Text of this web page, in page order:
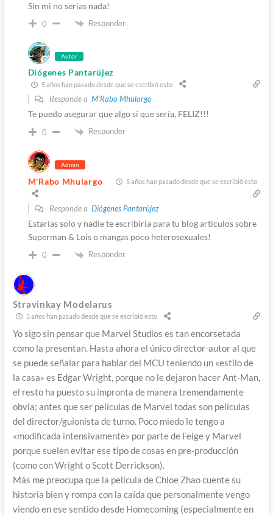
Sin mi no serias nada!
0 Responder
Autor
Diógenes Pantarújez
5 años han pasado desde que se escribió esto
Responde a M'Rabo Mhulargo
Te puedo asegurar que algo sí que sería, FELIZ!!!
0 Responder
Admin
M'Rabo Mhulargo 5 años han pasado desde que se escribió esto
Responde a Diógenes Pantarújez
Estarías solo y nadie te escribiría para tu blog artículos sobre
Superman & Lois o mangas poco heterosexuales!
0 Responder
Stravinkay Modelarus
5 años han pasado desde que se escribió esto
Yo sigo sin pensar que Marvel Studios es tan encorsetada
como la presentan. Hasta ahora el único director-autor al que
se puede señalar para hablar del MCU teniendo un «estilo de
la casa» es Edgar Wright, porque no le dejaron hacer Ant-Man,
el resto ha puesto su impronta de manera tremendamente
obvia; antes que ser películas de Marvel todas son películas
del director/guionista de turno. Poco miedo le tengo a
«modificada intensivamente» por parte de Feige y Marvel
porque suelen evitar ese tipo de cosas en pre-producción
(como con Wright o Scott Derrickson).
Más me preocupa que la película de Chloe Zhao cuente su
historia bien y rompa con la caída que personalmente vengo
viendo en ese sentido desde Homecoming (especialmente en